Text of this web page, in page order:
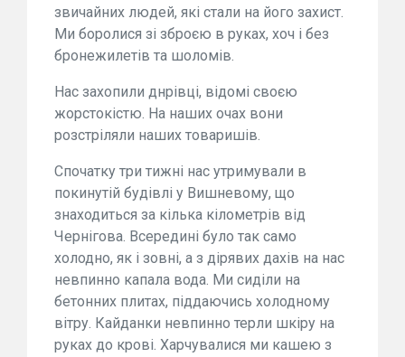
звичайних людей, які стали на його захист.
Ми боролися зі зброєю в руках, хоч і без
бронежилетів та шоломів.
Нас захопили днрівці, відомі своєю
жорстокістю. На наших очах вони
розстріляли наших товаришів.
Спочатку три тижні нас утримували в
покинутій будівлі у Вишневому, що
знаходиться за кілька кілометрів від
Чернігова. Всередині було так само
холодно, як і зовні, а з дірявих дахів на нас
невпинно капала вода. Ми сиділи на
бетонних плитах, піддаючись холодному
вітру. Кайданки невпинно терли шкіру на
руках до крові. Харчувалися ми кашею з